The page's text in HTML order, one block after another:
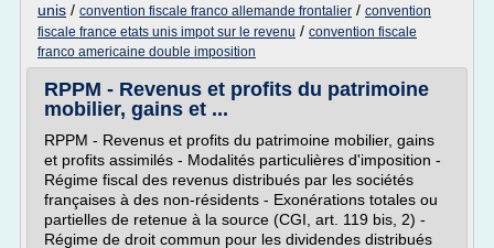
unis / convention fiscale franco allemande frontalier / convention
fiscale france etats unis impot sur le revenu / convention fiscale
franco americaine double imposition
RPPM - Revenus et profits du patrimoine
mobilier, gains et ...
RPPM - Revenus et profits du patrimoine mobilier, gains
et profits assimilés - Modalités particulières d'imposition -
Régime fiscal des revenus distribués par les sociétés
françaises à des non-résidents - Exonérations totales ou
partielles de retenue à la source (CGI, art. 119 bis, 2) -
Régime de droit commun pour les dividendes distribués